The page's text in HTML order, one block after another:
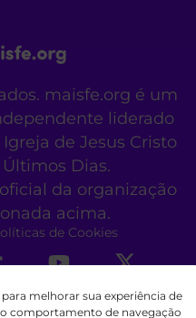
melhorar sua experiência de
comportamento de navegação
maisfe.org é um
liderado
de Jesus Cristo
Dias.
da organização
acima.
de Cookies